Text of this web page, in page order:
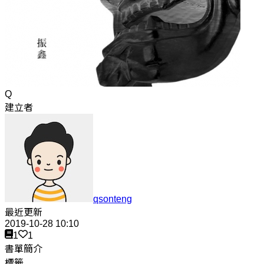
Q
建立者
qsonteng
最近更新
2019-10-28 10:10
1
1
書單簡介